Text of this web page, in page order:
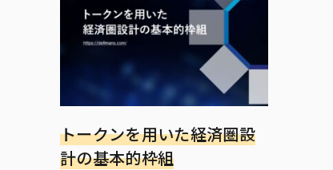
トークンを用いた経済圏設
計の基本的枠組